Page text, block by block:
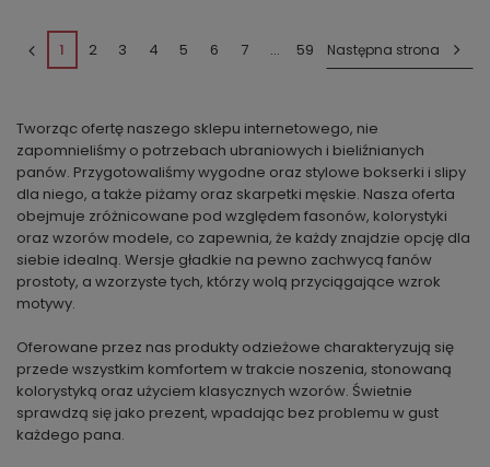
1 2 3 4 5 6 7 ... 59 Następna strona
Tworząc ofertę naszego sklepu internetowego, nie
zapomnieliśmy o potrzebach ubraniowych i bieliźnianych
panów. Przygotowaliśmy wygodne oraz stylowe bokserki i slipy
dla niego, a także piżamy oraz skarpetki męskie. Nasza oferta
obejmuje zróżnicowane pod względem fasonów, kolorystyki
oraz wzorów modele, co zapewnia, że każdy znajdzie opcję dla
siebie idealną. Wersje gładkie na pewno zachwycą fanów
prostoty, a wzorzyste tych, którzy wolą przyciągające wzrok
motywy.
Oferowane przez nas produkty odzieżowe charakteryzują się
przede wszystkim komfortem w trakcie noszenia, stonowaną
kolorystyką oraz użyciem klasycznych wzorów. Świetnie
sprawdzą się jako prezent, wpadając bez problemu w gust
każdego pana.